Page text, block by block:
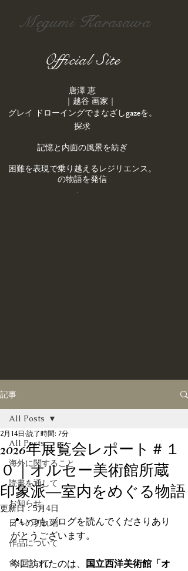
Megumi Karasawa
Official Site
唐澤 恵
｜越谷 画家｜
。​グレイ ドローイングでまなざし
gazeを
探求
記憶と内面の風景を紡ぎ
。困難を表現で乗り越えるレジリエンス
の物語を発信
.
記事
All Posts
海外に関すること
読書を通して
お知らせ
日々の切れ端
作品について
食について
All Posts
2026年展覧会レポート＃１
０｜オルセー美術館所蔵
印象派―室内をめぐる物語
2月14日 読了時間: 7分
更新日：5月4日
📍いつもブログを読んでくださりあり
がとうございます。
今回訪れたのは、
国立西洋美術館「オ